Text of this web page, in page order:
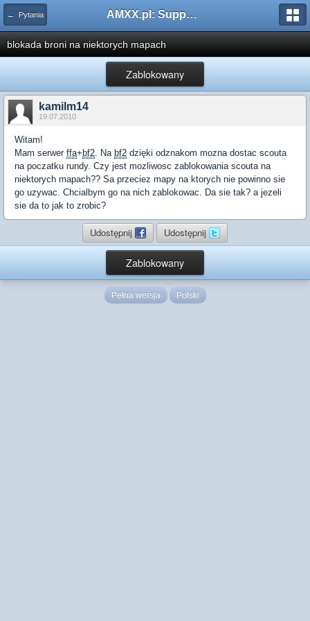
← Pytania AMXX.pl: Support AMX Mod X i SourceMod
blokada broni na niektorych mapach
Zablokowany
kamilm14
19.07.2010
Witam!
Mam serwer ffa+ bf2. Na bf2 dzięki odznakom mozna dostac scouta
na poczatku rundy. Czy jest mozliwosc zablokowania scouta na
niektorych mapach?? Sa przeciez mapy na ktorych nie powinno sie
go uzywac. Chcialbym go na nich zablokowac. Da sie tak? a jezeli
sie da to jak to zrobic?
Udostępnij Udostępnij
Zablokowany
Pełna wersja Polski